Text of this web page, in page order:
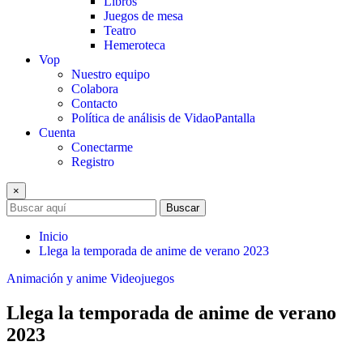
Juegos de mesa
Teatro
Hemeroteca
Vop
Nuestro equipo
Colabora
Contacto
Política de análisis de VidaoPantalla
Cuenta
Conectarme
Registro
×
Buscar
Inicio
Llega la temporada de anime de verano 2023
Animación y anime Videojuegos
Llega la temporada de anime de verano
2023